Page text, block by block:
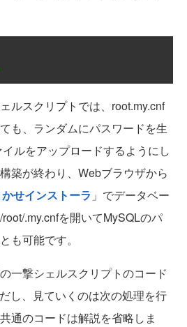
ルスクリプトでは、root.my.cnf
も、ランダムにパスワードを生
ルをアップロードするようにし
築が終わり、Webブラウザから
せインストーラ 」でデータベー
.my.cnfを開いてMySQLのパ
も可能です。
一撃シェルスクリプトのコード
し、見ていくのは次の処理を行
通のコードは解説を省略しま